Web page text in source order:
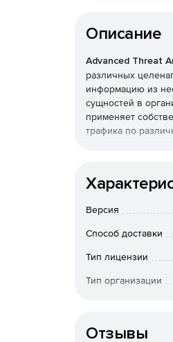
Описание
Advanced Threat
различных
информацию из
сущностей в
применяет
трафика по
Анализ
продвинутой
обновляемые
Учитываются
Сокращается
Версия
Способ доставки
Тип лицензии
Тип организации
Отзывы